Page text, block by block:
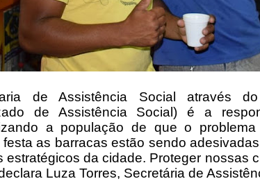
de Assistência Social através
de Assistência Social) é a
a população de que o
festa as barracas estão sendo
estratégicos da cidade. Proteger nossas
Luza Torres, Secretária de